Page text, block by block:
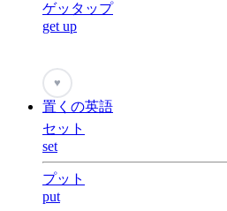
ゲッタップ
get up
♥
置くの英語
セット
set
プット
put